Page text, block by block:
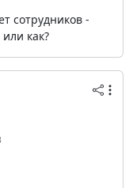
сотрудников -
как?